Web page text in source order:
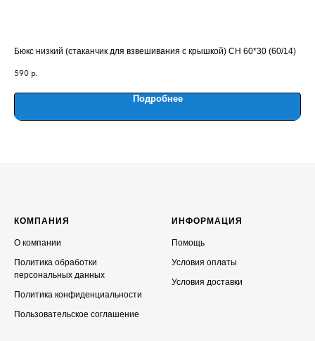
Бюкс низкий (стаканчик для взвешивания с крышкой) СН 60*30 (60/14)
590 р.
Подробнее
КОМПАНИЯ
О компании
Политика обработки
персональных данных
Политика конфиденциальности
Пользовательское соглашение
ИНФОРМАЦИЯ
Помощь
Условия оплаты
Условия доставки